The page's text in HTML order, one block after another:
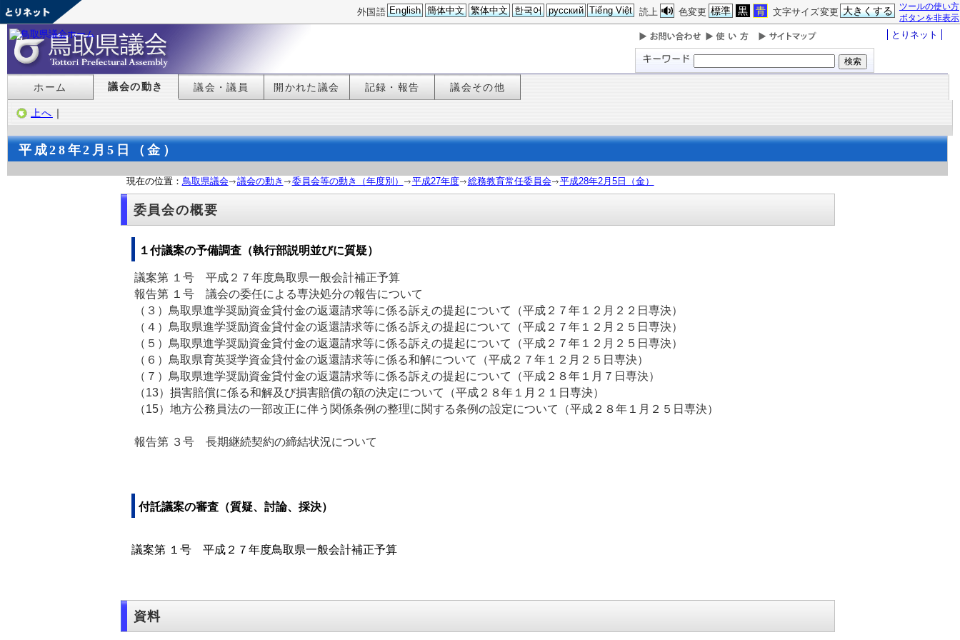
ツールの使い方
ボタンを非表示
文字サイズ変更 大きくする
色変更 標準 黒 青
読上
外国語 English 簡体中文 繁体中文 한국어 русский Tiếng Việt
とりネット
ホーム 議会の動き 議会・議員 開かれた議会 記録・報告 議会その他
上へ ｜
平成28年2月5日（金）
現在の位置： 鳥取県議会 議会の動き 委員会等の動き（年度別） 平成27年度 総務教育常任委員会 平成28年2月5日（金）
委員会の概要
１付議案の予備調査（執行部説明並びに質疑）
議案第 １号 平成２７年度鳥取県一般会計補正予算
報告第 １号 議会の委任による専決処分の報告について
（３）鳥取県進学奨励資金貸付金の返還請求等に係る訴えの提起について（平成２７年１２月２２日専決）
（４）鳥取県進学奨励資金貸付金の返還請求等に係る訴えの提起について（平成２７年１２月２５日専決）
（５）鳥取県進学奨励資金貸付金の返還請求等に係る訴えの提起について（平成２７年１２月２５日専決）
（６）鳥取県育英奨学資金貸付金の返還請求等に係る和解について（平成２７年１２月２５日専決）
（７）鳥取県進学奨励資金貸付金の返還請求等に係る訴えの提起について（平成２８年１月７日専決）
（13）損害賠償に係る和解及び損害賠償の額の決定について（平成２８年１月２１日専決）
（15）地方公務員法の一部改正に伴う関係条例の整理に関する条例の設定について（平成２８年１月２５日専決）
報告第 ３号 長期継続契約の締結状況について
付託議案の審査（質疑、討論、採決）
議案第 １号 平成２７年度鳥取県一般会計補正予算
資料